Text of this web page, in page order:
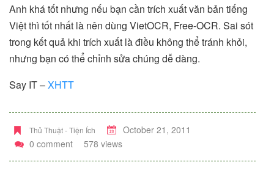
Anh khá tốt nhưng nếu bạn cần trích xuất văn bản tiếng
Việt thì tốt nhất là nên dùng VietOCR, Free-OCR. Sai sót
trong kết quả khi trích xuất là điều không thể tránh khỏi,
nhưng bạn có thể chỉnh sửa chúng dễ dàng.
Say IT –XHTT
Thủ Thuật - Tiện Ích
October 21, 2011
0 comment
578 views